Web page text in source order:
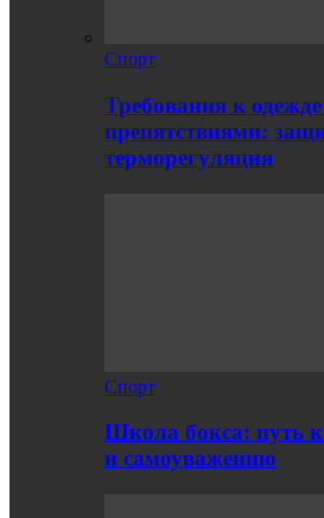
Спорт
Требования к одежде
препятствиями:
терморегуляция
Спорт
Школа бокса: путь
и самоуважению